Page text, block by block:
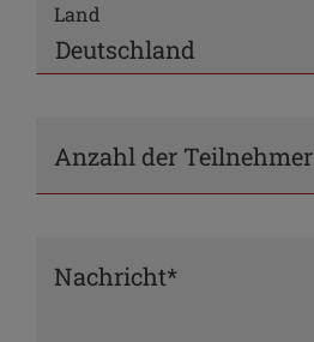
Land
Anzahl der Teilnehmer
Nachricht*